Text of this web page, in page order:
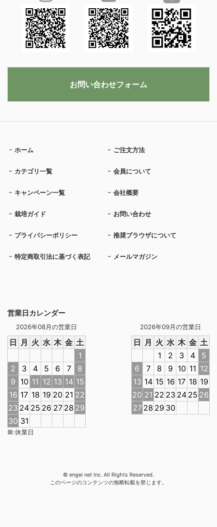
営業日カレンダー
2026年08月の営業日
日 月 火 水 木 金 土
1
2
3 4 5 6 7
8
9 10 11 12 13 14 15
16 17 18 19 20 21 22
23 24 25 26 27 28 29
30 31
2026年09月の営業日
日 月 火 水 木 金 土
1
2 3 4
5
6
7 8 9 10 11 12
13 14 15 16 17 18 19
20 21 22 23 24 25 26
27 28 29 30
■:休業日
ホーム ご注文方法
カテゴリ一覧 会員について
キャンペーン一覧 会社概要
栽培ガイド お問い合わせ
プライバシーポリシー 推奨ブラウザについて
特定商取引法に基づく表記 メールマガジン
お問い合わせフォーム
© engei net Inc. All Rights Reserved.
このページのコンテンツの無断転載を禁じます。